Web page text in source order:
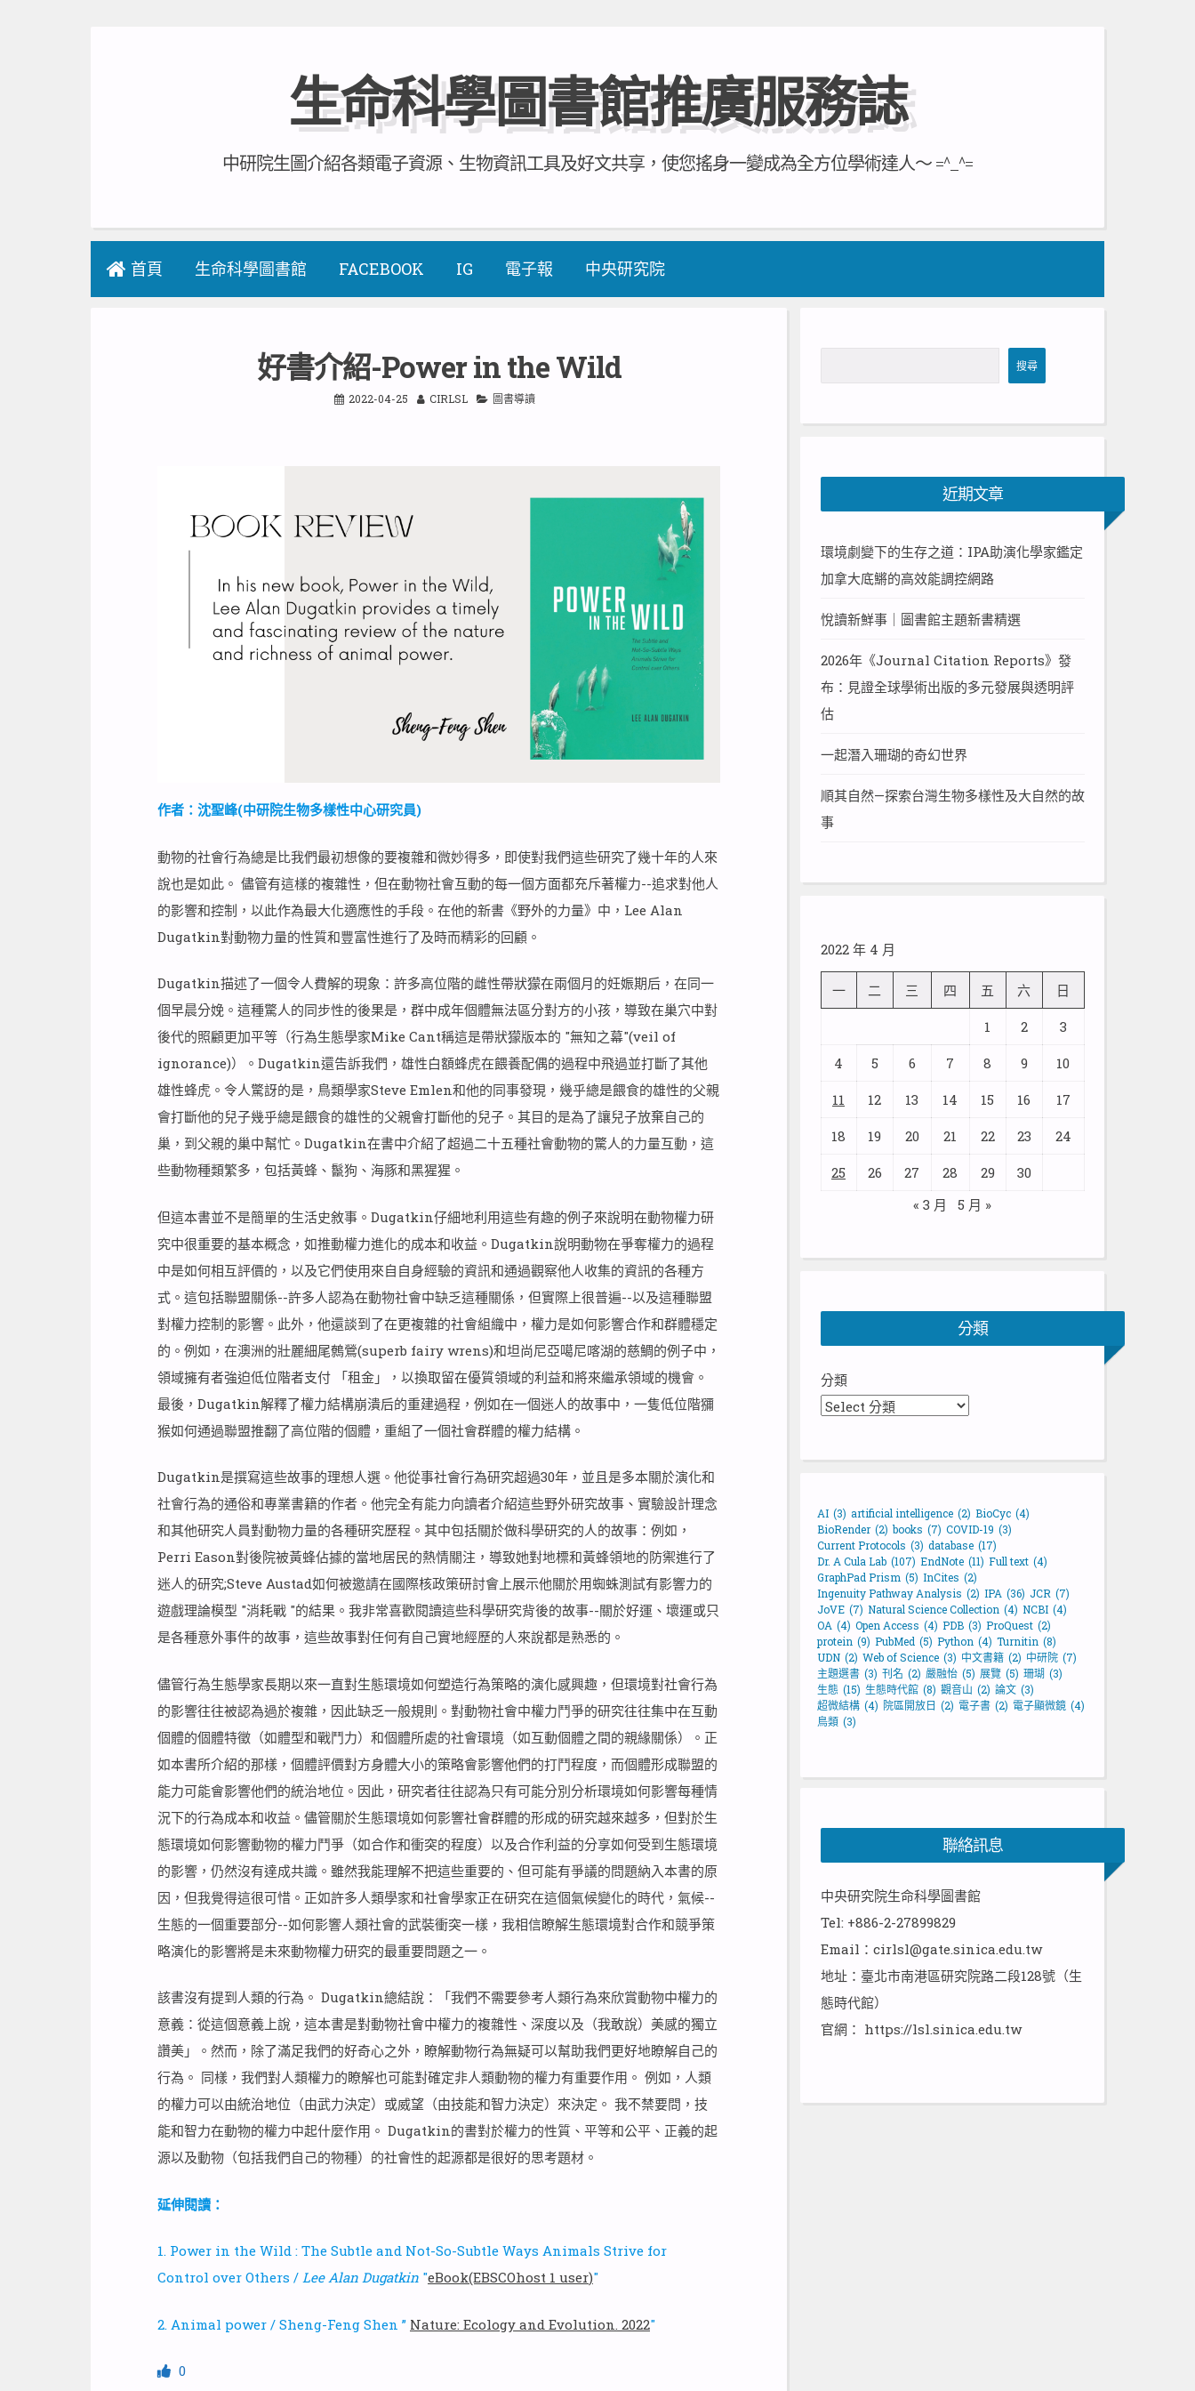
生命科學圖書館推廣服務誌
中研院生圖介紹各類電子資源、生物資訊工具及好文共享，使您搖身一變成為全方位學術達人～ =^_^=
首頁 生命科學圖書館 FACEBOOK IG 電子報 中央研究院
好書介紹-Power in the Wild
2022-04-25 CIRLSL 圖書導讀
作者：沈聖峰(中研院生物多樣性中心研究員)
動物的社會行為總是比我們最初想像的要複雜和微妙得多，即使對我們這些研究了幾十年的人來
說也是如此。 儘管有這樣的複雜性，但在動物社會互動的每一個方面都充斥著權力--追求對他人
的影響和控制，以此作為最大化適應性的手段。在他的新書《野外的力量》中，Lee Alan
Dugatkin對動物力量的性質和豐富性進行了及時而精彩的回顧。
Dugatkin描述了一個令人費解的現象：許多高位階的雌性帶狀獴在兩個月的妊娠期后，在同一
個早晨分娩。這種驚人的同步性的後果是，群中成年個體無法區分對方的小孩，導致在巢穴中對
後代的照顧更加平等（行為生態學家Mike Cant稱這是帶狀獴版本的 "無知之幕"(veil of
ignorance)）。Dugatkin還告訴我們，雄性白額蜂虎在餵養配偶的過程中飛過並打斷了其他
雄性蜂虎。令人驚訝的是，鳥類學家Steve Emlen和他的同事發現，幾乎總是餵食的雄性的父親
會打斷他的兒子幾乎總是餵食的雄性的父親會打斷他的兒子。其目的是為了讓兒子放棄自己的
巢，到父親的巢中幫忙。Dugatkin在書中介紹了超過二十五種社會動物的驚人的力量互動，這
些動物種類繁多，包括黃蜂、鬣狗、海豚和黑猩猩。
但這本書並不是簡單的生活史敘事。Dugatkin仔細地利用這些有趣的例子來說明在動物權力研
究中很重要的基本概念，如推動權力進化的成本和收益。Dugatkin說明動物在爭奪權力的過程
中是如何相互評價的，以及它們使用來自自身經驗的資訊和通過觀察他人收集的資訊的各種方
式。這包括聯盟關係--許多人認為在動物社會中缺乏這種關係，但實際上很普遍--以及這種聯盟
對權力控制的影響。此外，他還談到了在更複雜的社會組織中，權力是如何影響合作和群體穩定
的。例如，在澳洲的壯麗細尾鷯鶯(superb fairy wrens)和坦尚尼亞噶尼喀湖的慈鯛的例子中，
領域擁有者強迫低位階者支付 「租金」，以換取留在優質領域的利益和將來繼承領域的機會。
最後，Dugatkin解釋了權力結構崩潰后的重建過程，例如在一個迷人的故事中，一隻低位階獼
猴如何通過聯盟推翻了高位階的個體，重組了一個社會群體的權力結構。
Dugatkin是撰寫這些故事的理想人選。他從事社會行為研究超過30年，並且是多本關於演化和
社會行為的通俗和專業書籍的作者。他完全有能力向讀者介紹這些野外研究故事、實驗設計理念
和其他研究人員對動物力量的各種研究歷程。其中包括關於做科學研究的人的故事：例如，
Perri Eason對後院被黃蜂佔據的當地居民的熱情關注，導致她對地標和黃蜂領地的防禦進行了
迷人的研究;Steve Austad如何被邀請在國際核政策研討會上展示他關於用蜘蛛測試有影響力的
遊戲理論模型 "消耗戰 "的結果。我非常喜歡閱讀這些科學研究背後的故事--關於好運、壞運或只
是各種意外事件的故事，這些故事對任何有自己實地經歷的人來說都是熟悉的。
儘管行為生態學家長期以來一直對生態環境如何塑造行為策略的演化感興趣，但環境對社會行為
的影響往往被認為過於複雜，因此缺乏一般規則。對動物社會中權力鬥爭的研究往往集中在互動
個體的個體特徵（如體型和戰鬥力）和個體所處的社會環境（如互動個體之間的親緣關係）。正
如本書所介紹的那樣，個體評價對方身體大小的策略會影響他們的打鬥程度，而個體形成聯盟的
能力可能會影響他們的統治地位。因此，研究者往往認為只有可能分別分析環境如何影響每種情
況下的行為成本和收益。儘管關於生態環境如何影響社會群體的形成的研究越來越多，但對於生
態環境如何影響動物的權力鬥爭（如合作和衝突的程度）以及合作利益的分享如何受到生態環境
的影響，仍然沒有達成共識。雖然我能理解不把這些重要的、但可能有爭議的問題納入本書的原
因，但我覺得這很可惜。正如許多人類學家和社會學家正在研究在這個氣候變化的時代，氣候--
生態的一個重要部分--如何影響人類社會的武裝衝突一樣，我相信瞭解生態環境對合作和競爭策
略演化的影響將是未來動物權力研究的最重要問題之一。
該書沒有提到人類的行為。 Dugatkin總結說：「我們不需要參考人類行為來欣賞動物中權力的
意義：從這個意義上說，這本書是對動物社會中權力的複雜性、深度以及（我敢說）美感的獨立
讚美」。然而，除了滿足我們的好奇心之外，瞭解動物行為無疑可以幫助我們更好地瞭解自己的
行為。 同樣，我們對人類權力的瞭解也可能對確定非人類動物的權力有重要作用。 例如，人類
的權力可以由統治地位（由武力決定）或威望（由技能和智力決定）來決定。 我不禁要問，技
能和智力在動物的權力中起什麼作用。 Dugatkin的書對於權力的性質、平等和公平、正義的起
源以及動物（包括我們自己的物種）的社會性的起源都是很好的思考題材。
延伸閱讀：
1. Power in the Wild : The Subtle and Not-So-Subtle Ways Animals Strive for
Control over Others / Lee Alan Dugatkin "eBook(EBSCOhost 1 user)"
2. Animal power / Sheng-Feng Shen ” Nature: Ecology and Evolution. 2022"
0
尋
搜尋
近期文章
環境劇變下的生存之道：IPA助演化學家鑑定
加拿大底鱂的高效能調控網路
悅讀新鮮事｜圖書館主題新書精選
2026年《Journal Citation Reports》發
布：見證全球學術出版的多元發展與透明評
估
一起潛入珊瑚的奇幻世界
順其自然—探索台灣生物多樣性及大自然的故
事
2022 年 4 月
一 二 三 四 五 六 日
1 2 3
4 5 6 7 8 9 10
11 12 13 14 15 16 17
18 19 20 21 22 23 24
25 26 27 28 29
30
« 3 月
5 月 »
分類
分類
AI (3) artificial intelligence (2) BioCyc (4)
BioRender (2) books (7) COVID-19 (3)
Current Protocols (3) database (17)
Dr. A Cula Lab (107) EndNote (11) Full text (4)
GraphPad Prism (5) InCites (2)
Ingenuity Pathway Analysis (2) IPA (36) JCR (7)
JoVE (7) Natural Science Collection (4) NCBI (4)
OA (4) Open Access (4) PDB (3) ProQuest (2)
protein (9) PubMed (5) Python (4) Turnitin (8)
UDN (2) Web of Science (3) 中文書籍 (2) 中研院 (7)
主題選書 (3) 刊名 (2) 嚴融怡 (5) 展覽 (5) 珊瑚 (3)
生態 (15) 生態時代館 (8) 觀音山 (2) 論文 (3)
超微結構 (4) 院區開放日 (2) 電子書 (2) 電子顯微鏡 (4)
鳥類 (3)
聯絡訊息
中央研究院生命科學圖書館
Tel: +886-2-27899829
Email：cirlsl@gate.sinica.edu.tw
地址：臺北市南港區研究院路二段128號（生
態時代館）
官網： https://lsl.sinica.edu.tw